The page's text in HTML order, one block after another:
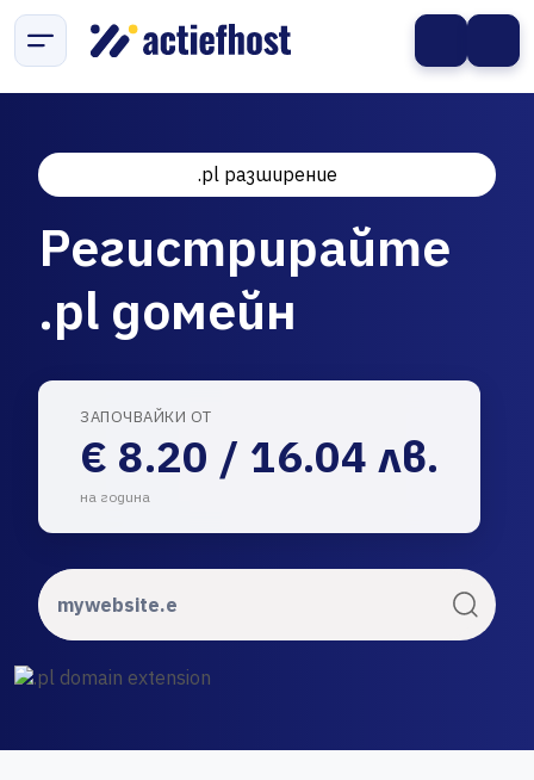
.pl разширение
Регистрирайте
.pl домейн
ЗАПОЧВАЙКИ ОТ
€ 8.20 / 16.04 лв.
на година